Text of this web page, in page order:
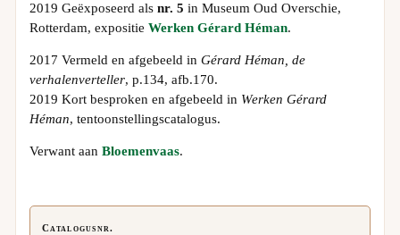
2019 Geëxposeerd als nr. 5 in Museum Oud Overschie,
Rotterdam, expositieWerken Gérard Héman.
2017 Vermeld en afgebeeld inGérard Héman, de
verhalenverteller, p.134, afb.170.
2019 Kort besproken en afgebeeld in Werken Gérard
Héman, tentoonstellingscatalogus.
Verwant aanBloemenvaas.
Catalogusnr.